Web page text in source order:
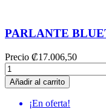
PARLANTE
Precio ₡17.006,50
Añadir al carrito
¡En oferta!